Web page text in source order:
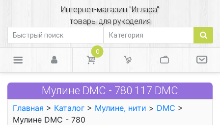
Интернет-магазин "Иглара"
товары для рукоделия
0
Мулине DMC - 780 117 DMC
Главная > Каталог > Мулине, нити > DMC >
Мулине DMC - 780